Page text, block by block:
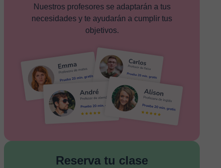
Nuestros profesores se adaptarán a tus
necesidades y te ayudarán a cumplir tus
objetivos.
Reserva tu clase